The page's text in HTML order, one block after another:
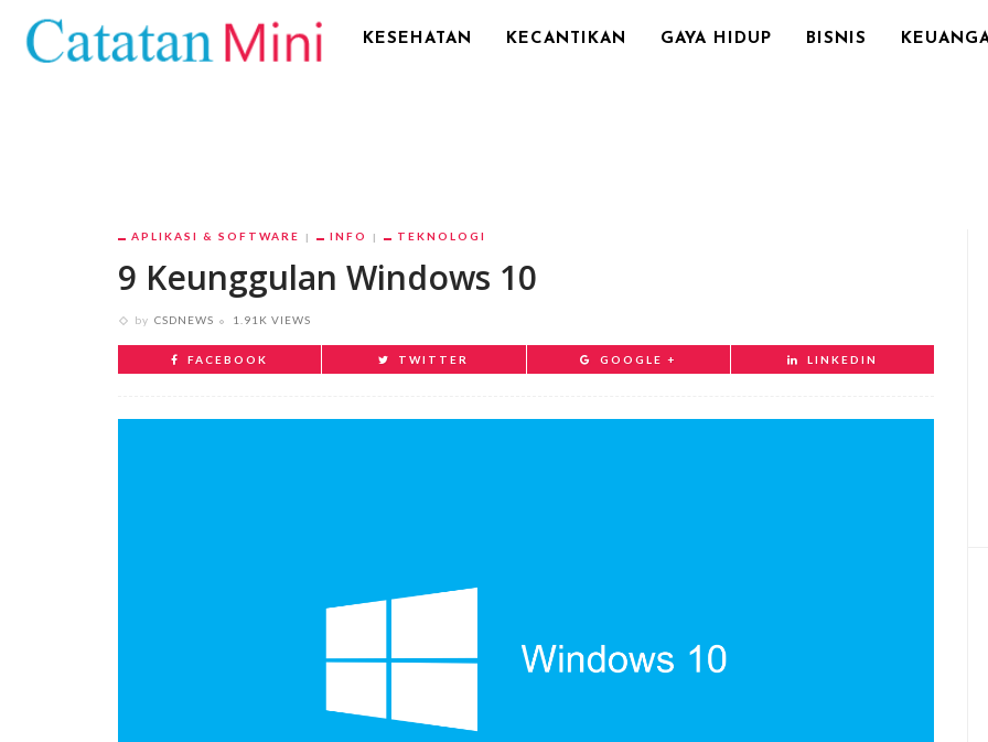
KESEHATAN KECANTIKAN GAYA HIDUP BISNIS
APLIKASI & SOFTWARE INFO TEKNOLOGI
9 Keunggulan Windows 10
by CSDNEWS 1.91K VIEWS
FACEBOOK TWITTER GOOGLE + LINKEDIN